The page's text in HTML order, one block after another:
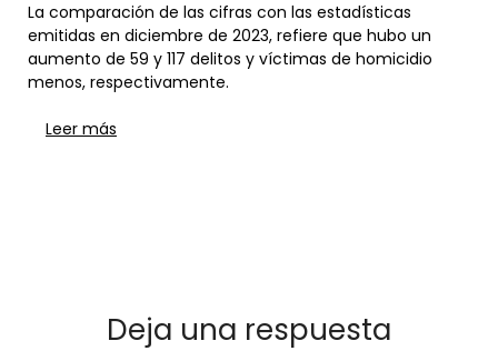
La comparación de las cifras con las estadísticas
emitidas en diciembre de 2023, refiere que hubo un
aumento de 59 y 117 delitos y víctimas de homicidio
menos, respectivamente.
Leer más
Deja una respuesta